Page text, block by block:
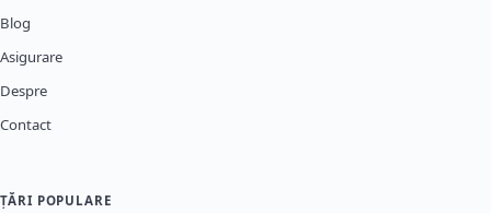
Blog
Asigurare
Despre
Contact
ȚĂRI POPULARE